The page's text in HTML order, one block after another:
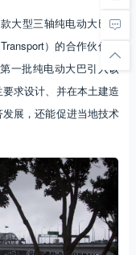
大型三轴纯电动大巴的
）的合作伙伴关
一批纯电动大巴引入该
求设计、并在本土建造
展，还能促进当地技术